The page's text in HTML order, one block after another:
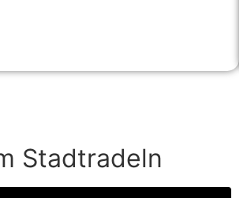
Stadtradeln